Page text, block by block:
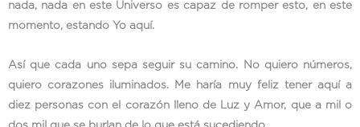
nada, nada en este Universo es capaz de romper esto, en este
momento, estando Yo aquí.
Así que cada uno sepa seguir su camino. No quiero números,
quiero corazones iluminados. Me haría muy feliz tener aquí a
diez personas con el corazón lleno de Luz y Amor, que a mil o